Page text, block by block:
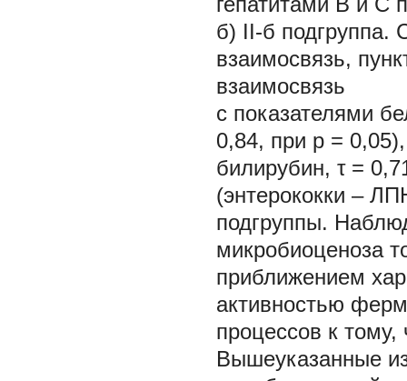
б) II-б подгруппа.
взаимосвязь,
взаимосвязь
с показателями
0,84, при p =
билирубин, τ =
(энтерококки –
подгруппы.
микробиоценоза
приближением
активностью
процессов к
Вышеуказанные